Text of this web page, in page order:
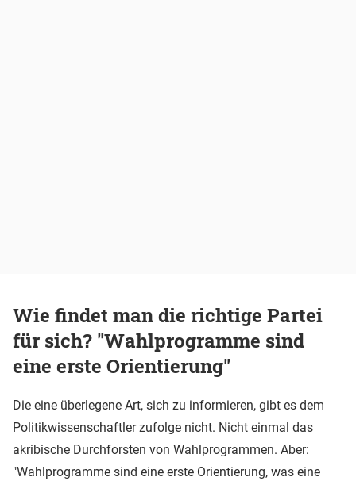
Wie findet man die richtige Partei
für sich? "Wahlprogramme sind
eine erste Orientierung"
Die eine überlegene Art, sich zu informieren, gibt es dem
Politikwissenschaftler zufolge nicht. Nicht einmal das
akribische Durchforsten von Wahlprogrammen. Aber:
"Wahlprogramme sind eine erste Orientierung, was eine